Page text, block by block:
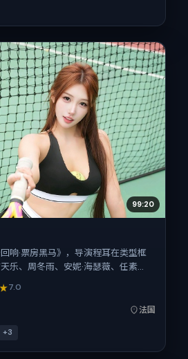
99:20
响·票房黑马》，导演程耳在类型框
乐、周冬雨、安妮·海瑟薇、任素
国。上映时间 2017年10月27日（公
，全片161分钟，节奏张弛有度。
7.0
法国
+3